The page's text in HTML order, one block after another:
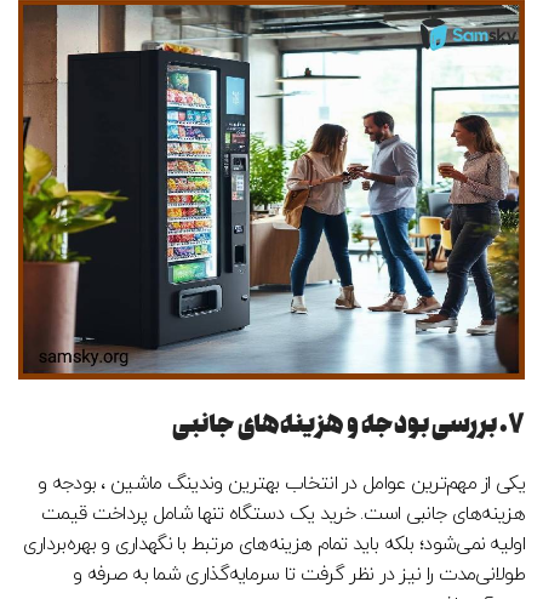
۷. بررسی بودجه و هزینه‌های جانبی
یکی از مهم‌ترین عوامل در انتخاب بهترین وندینگ ماشین ، بودجه و
هزینه‌های جانبی است. خرید یک دستگاه تنها شامل پرداخت قیمت
اولیه نمی‌شود؛ بلکه باید تمام هزینه‌های مرتبط با نگهداری و بهره‌برداری
طولانی‌مدت را نیز در نظر گرفت تا سرمایه‌گذاری شما به صرفه و